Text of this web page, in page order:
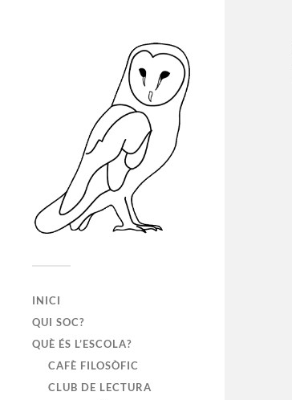
INICI
QUI SOC?
QUÈ ÉS L’ESCOLA?
CAFÈ FILOSÒFIC
CLUB DE LECTURA